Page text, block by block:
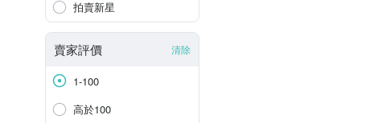
拍賣新星
賣家評價 清除
1-100
高於100